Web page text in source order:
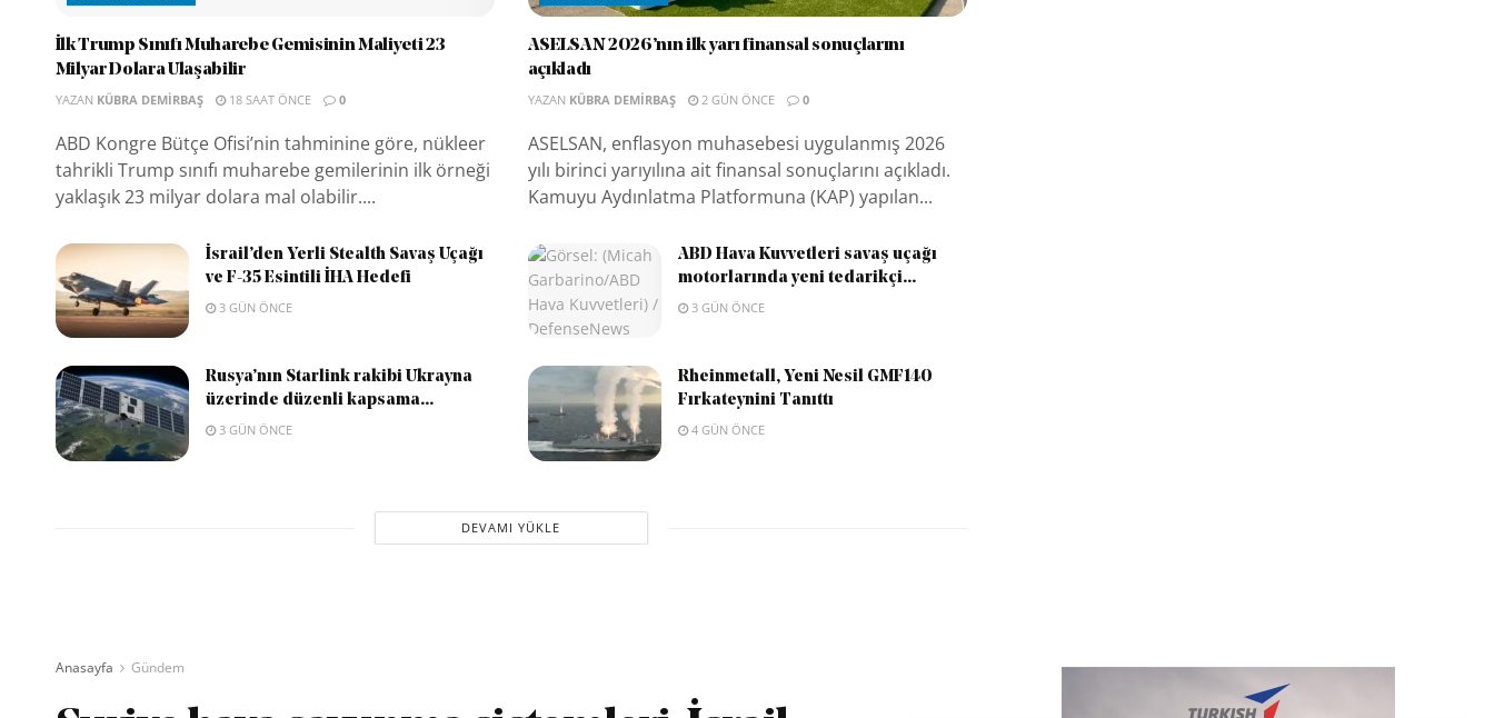
İlk Trump Sınıfı Muharebe Gemisinin Maliyeti 23
Milyar Dolara Ulaşabilir
YAZAN KÜBRA DEMIRBAŞ 18 SAAT ÖNCE 0
ABD Kongre Bütçe Ofisi’nin tahminine göre, nükleer
tahrikli Trump sınıfı muharebe gemilerinin ilk örneği
yaklaşık 23 milyar dolara mal olabilir....
ASELSAN 2026’nın ilk yarı finansal sonuçlarını
açıkladı
YAZAN KÜBRA DEMIRBAŞ 2 GÜN ÖNCE 0
ASELSAN, enflasyon muhasebesi uygulanmış 2026
yılı birinci yarıyılına ait finansal sonuçlarını açıkladı.
Kamuyu Aydınlatma Platformuna (KAP) yapılan...
İsrail’den Yerli Stealth Savaş Uçağı
ve F-35 Esintili İHA Hedefi
3 GÜN ÖNCE
ABD Hava Kuvvetleri savaş uçağı
motorlarında yeni tedarikçi...
3 GÜN ÖNCE
Rusya’nın Starlink rakibi Ukrayna
üzerinde düzenli kapsama...
3 GÜN ÖNCE
Rheinmetall, Yeni Nesil GMF140
Fırkateynini Tanıttı
4 GÜN ÖNCE
DEVAMI YÜKLE
Anasayfa Gündem